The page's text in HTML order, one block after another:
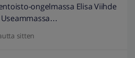
ongelmassa Elisa Viihde
Youtubessa äänet ovat
täysille. Äänilaitteena
sitten